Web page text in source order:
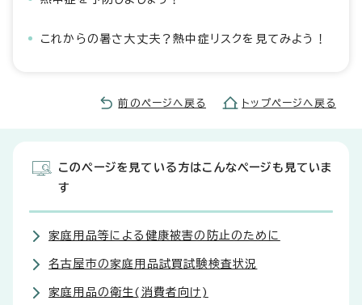
これからの暑さ大丈夫？熱中症リスクを見てみよう！
前のページへ戻る トップページへ戻る
このページを見ている方はこんなページも見ていま
す
家庭用品等による健康被害の防止のために
名古屋市の家庭用品試買試験検査状況
家庭用品の衛生(消費者向け)